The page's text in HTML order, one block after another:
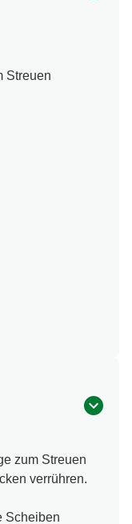
Streuen
zum Streuen
verrühren.
Scheiben